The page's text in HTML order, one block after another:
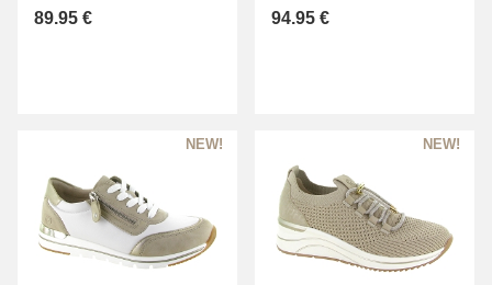
89.95 € 94.95 €